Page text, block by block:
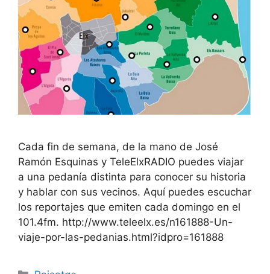
Cada fin de semana, de la mano de José
Ramón Esquinas y TeleElxRADIO puedes viajar
a una pedanía distinta para conocer su historia
y hablar con sus vecinos. Aquí puedes escuchar
los reportajes que emiten cada domingo en el
101.4fm. http://www.teleelx.es/n161888-Un-
viaje-por-las-pedanias.html?idpro=161888